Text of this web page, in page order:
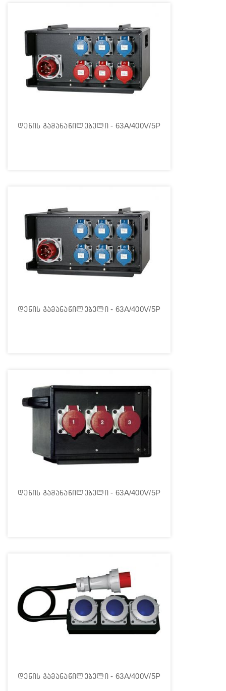
დენის გამანაწილებელი - 63A/400V/5P
დენის გამანაწილებელი - 63A/400V/5P
დენის გამანაწილებელი - 63A/400V/5P
დენის გამანაწილებელი - 63A/400V/5P